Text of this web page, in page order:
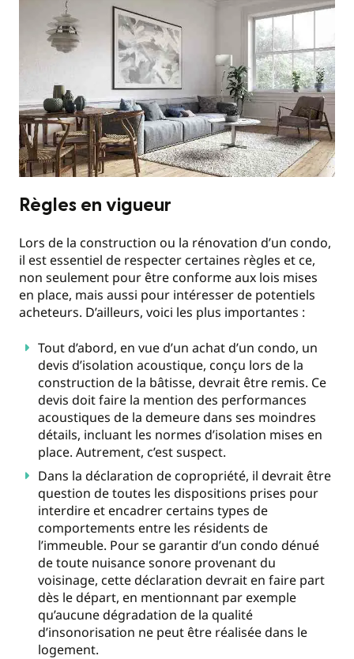
Règles en vigueur
Lors de la construction ou la rénovation d’un condo,
il est essentiel de respecter certaines règles et ce,
non seulement pour être conforme aux lois mises
en place, mais aussi pour intéresser de potentiels
acheteurs. D’ailleurs, voici les plus importantes :
Tout d’abord, en vue d’un achat d’un condo, un
devis d’isolation acoustique, conçu lors de la
construction de la bâtisse, devrait être remis. Ce
devis doit faire la mention des performances
acoustiques de la demeure dans ses moindres
détails, incluant les normes d’isolation mises en
place. Autrement, c’est suspect.
Dans la déclaration de copropriété, il devrait être
question de toutes les dispositions prises pour
interdire et encadrer certains types de
comportements entre les résidents de
l’immeuble. Pour se garantir d’un condo dénué
de toute nuisance sonore provenant du
voisinage, cette déclaration devrait en faire part
dès le départ, en mentionnant par exemple
qu’aucune dégradation de la qualité
d’insonorisation ne peut être réalisée dans le
logement.